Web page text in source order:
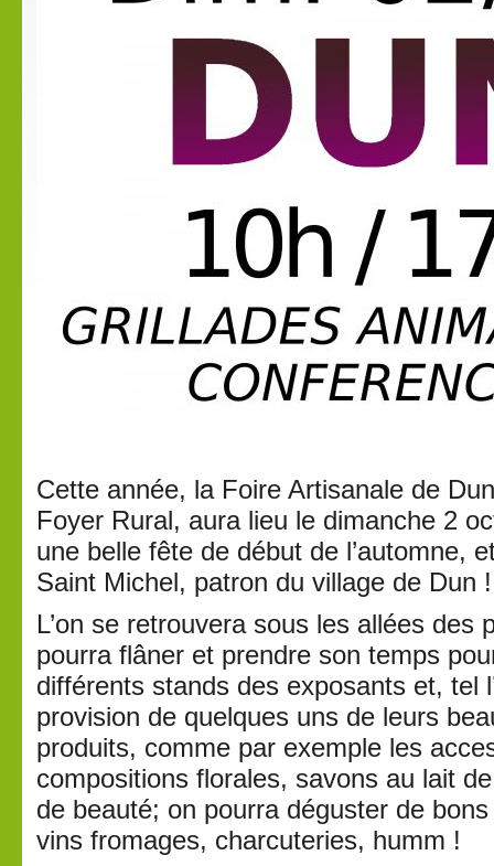
Cette année, la Foire Artisanale de
Foyer Rural, aura lieu le dimanche 2
une belle fête de début de l’automne,
Saint Michel, patron du village de Dun !
L’on se retrouvera sous les allées des
pourra flâner et prendre son temps
différents stands des exposants et, tel
provision de quelques uns de leurs
produits, comme par exemple les
compositions florales, savons au lait
de beauté; on pourra déguster de
vins fromages, charcuteries, humm !